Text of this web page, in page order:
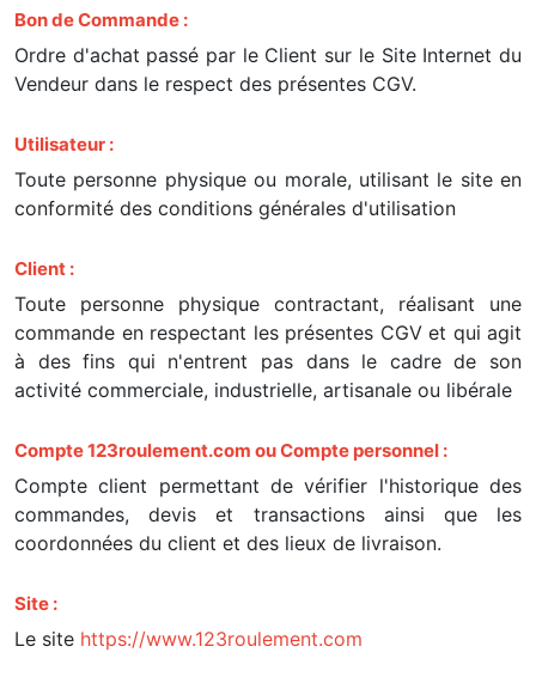
Bon de Commande :
Ordre d'achat passé par le Client sur le Site Internet du
Vendeur dans le respect des présentes CGV.
Utilisateur :
Toute personne physique ou morale, utilisant le site en
conformité des conditions générales d'utilisation
Client :
Toute personne physique contractant, réalisant une
commande en respectant les présentes CGV et qui agit
à des fins qui n'entrent pas dans le cadre de son
activité commerciale, industrielle, artisanale ou libérale
Compte 123roulement.com ou Compte personnel :
Compte client permettant de vérifier l'historique des
commandes, devis et transactions ainsi que les
coordonnées du client et des lieux de livraison.
Site :
Le site https://www.123roulement.com